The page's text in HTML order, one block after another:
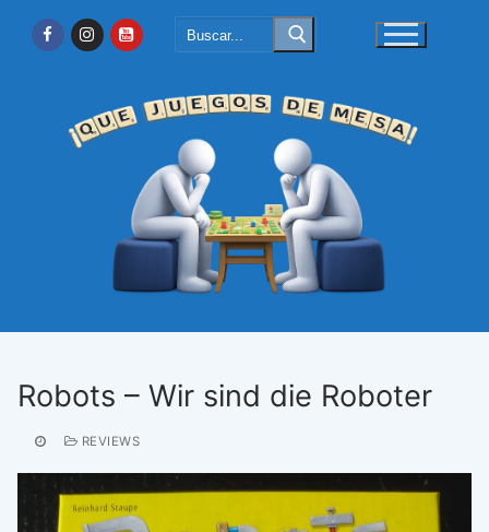
Buscar:
Robots – Wir sind die Roboter
REVIEWS